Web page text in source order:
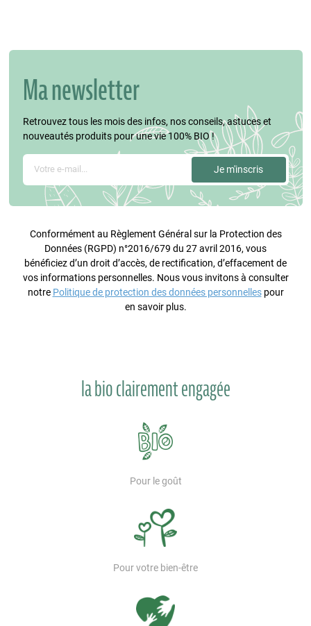
Ma newsletter
Retrouvez tous les mois des infos, nos conseils, astuces et
nouveautés produits pour une vie 100% BIO !
Conformément au Règlement Général sur la Protection des
Données (RGPD) n°2016/679 du 27 avril 2016, vous
bénéficiez d’un droit d’accès, de rectification, d’effacement de
vos informations personnelles. Nous vous invitons à consulter
notre Politique de protection des données personnellespour
en savoir plus.
la bio clairement engagée
Pour le goût
Pour votre bien-être